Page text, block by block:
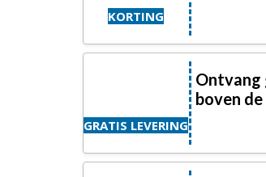
KORTING
GRATIS LEVERING
Ontvang
boven